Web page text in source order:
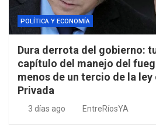
POLÍTICA Y ECONOMÍA
Dura derrota del gobierno:
capítulo del manejo del
menos de un tercio de la ley
Privada
3 días ago EntreRíosYA